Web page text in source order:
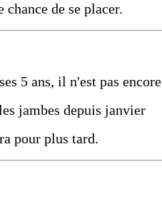
de se placer.
5 ans, il n'est pas encore
jambes depuis janvier
pour plus tard.